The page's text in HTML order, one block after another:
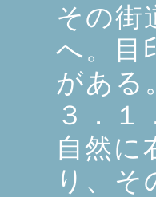
その街
へ。目
がある
３．
自然に
り、そ